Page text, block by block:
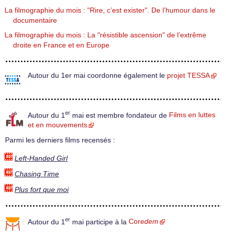
La filmographie du mois : "Rire, c’est exister". De l’humour dans le
documentaire
La filmographie du mois : La "résistible ascension" de l’extrême
droite en France et en Europe
Autour du 1er mai coordonne également le projet TESSA
Autour du 1 er mai est membre fondateur de Films en luttes
et en mouvements
Parmi les derniers films recensés :
Left-Handed Girl
Chasing Time
Plus fort que moi
Autour du 1 er mai participe à la Coredem